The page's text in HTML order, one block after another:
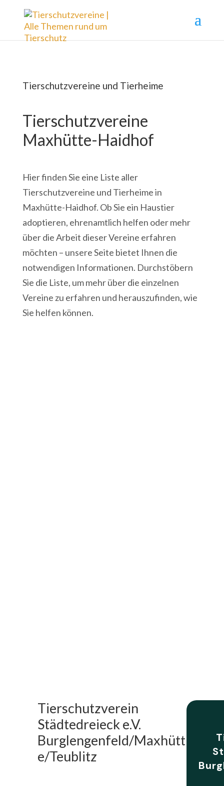
Tierschutzvereine und Tierheime
Tierschutzvereine
Maxhütte-Haidhof
Hier finden Sie eine Liste aller
Tierschutzvereine und Tierheime in
Maxhütte-Haidhof. Ob Sie ein Haustier
adoptieren, ehrenamtlich helfen oder mehr
über die Arbeit dieser Vereine erfahren
möchten – unsere Seite bietet Ihnen die
notwendigen Informationen. Durchstöbern
Sie die Liste, um mehr über die einzelnen
Vereine zu erfahren und herauszufinden, wie
Sie helfen können.
Tierschutzverein
Städtedreieck e.V.
Burglengenfeld/Maxhütt
e/Teublitz